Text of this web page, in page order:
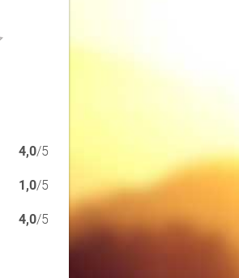
4,0/5
1,0/5
4,0/5